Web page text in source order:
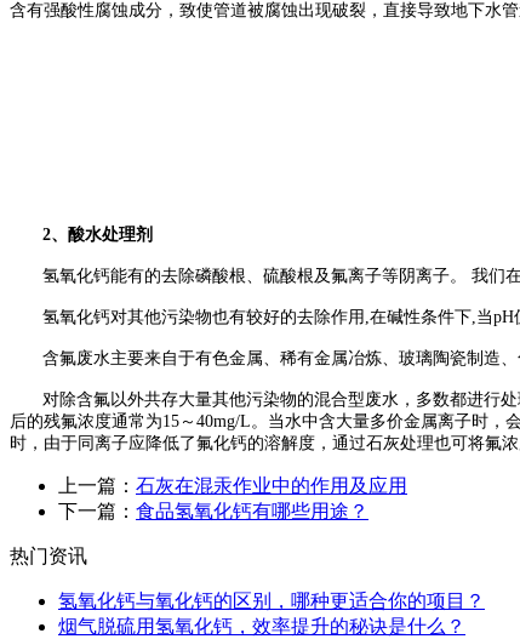
含有强酸性腐蚀成分，致使管道被腐蚀出现破裂，直接导致地下水
2、酸水处理剂
氢氧化钙能有的去除磷酸根、硫酸根及氟离子等阴离子。 我们
氢氧化钙对其他污染物也有较好的去除作用 ,在碱性条件下,当pH
含氟废水主要来自于有色金属、稀有金属冶炼、玻璃陶瓷制造
对除含氟以外共存大量其他污染物的混合型废水，多数都进行
后的残氟浓度通常为15 ～ 40mg/L。当水中含大量多价金属离子时，
时，由于同离子应降低了氟化钙的溶解度，通过石灰处理也可将氟
上一篇： 石灰在混汞作业中的作用及应用
下一篇： 食品氢氧化钙有哪些用途？
热门资讯
氢氧化钙与氧化钙的区别，哪种更适合你的项目？
烟气脱硫用氢氧化钙，效率提升的秘诀是什么？